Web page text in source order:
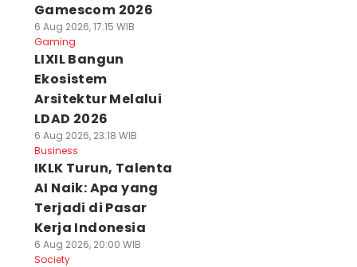
Gamescom 2026
6 Aug 2026, 17:15 WIB
Gaming
LIXIL Bangun
Ekosistem
Arsitektur Melalui
LDAD 2026
6 Aug 2026, 23:18 WIB
Business
IKLK Turun, Talenta
AI Naik: Apa yang
Terjadi di Pasar
Kerja Indonesia
6 Aug 2026, 20:00 WIB
Society